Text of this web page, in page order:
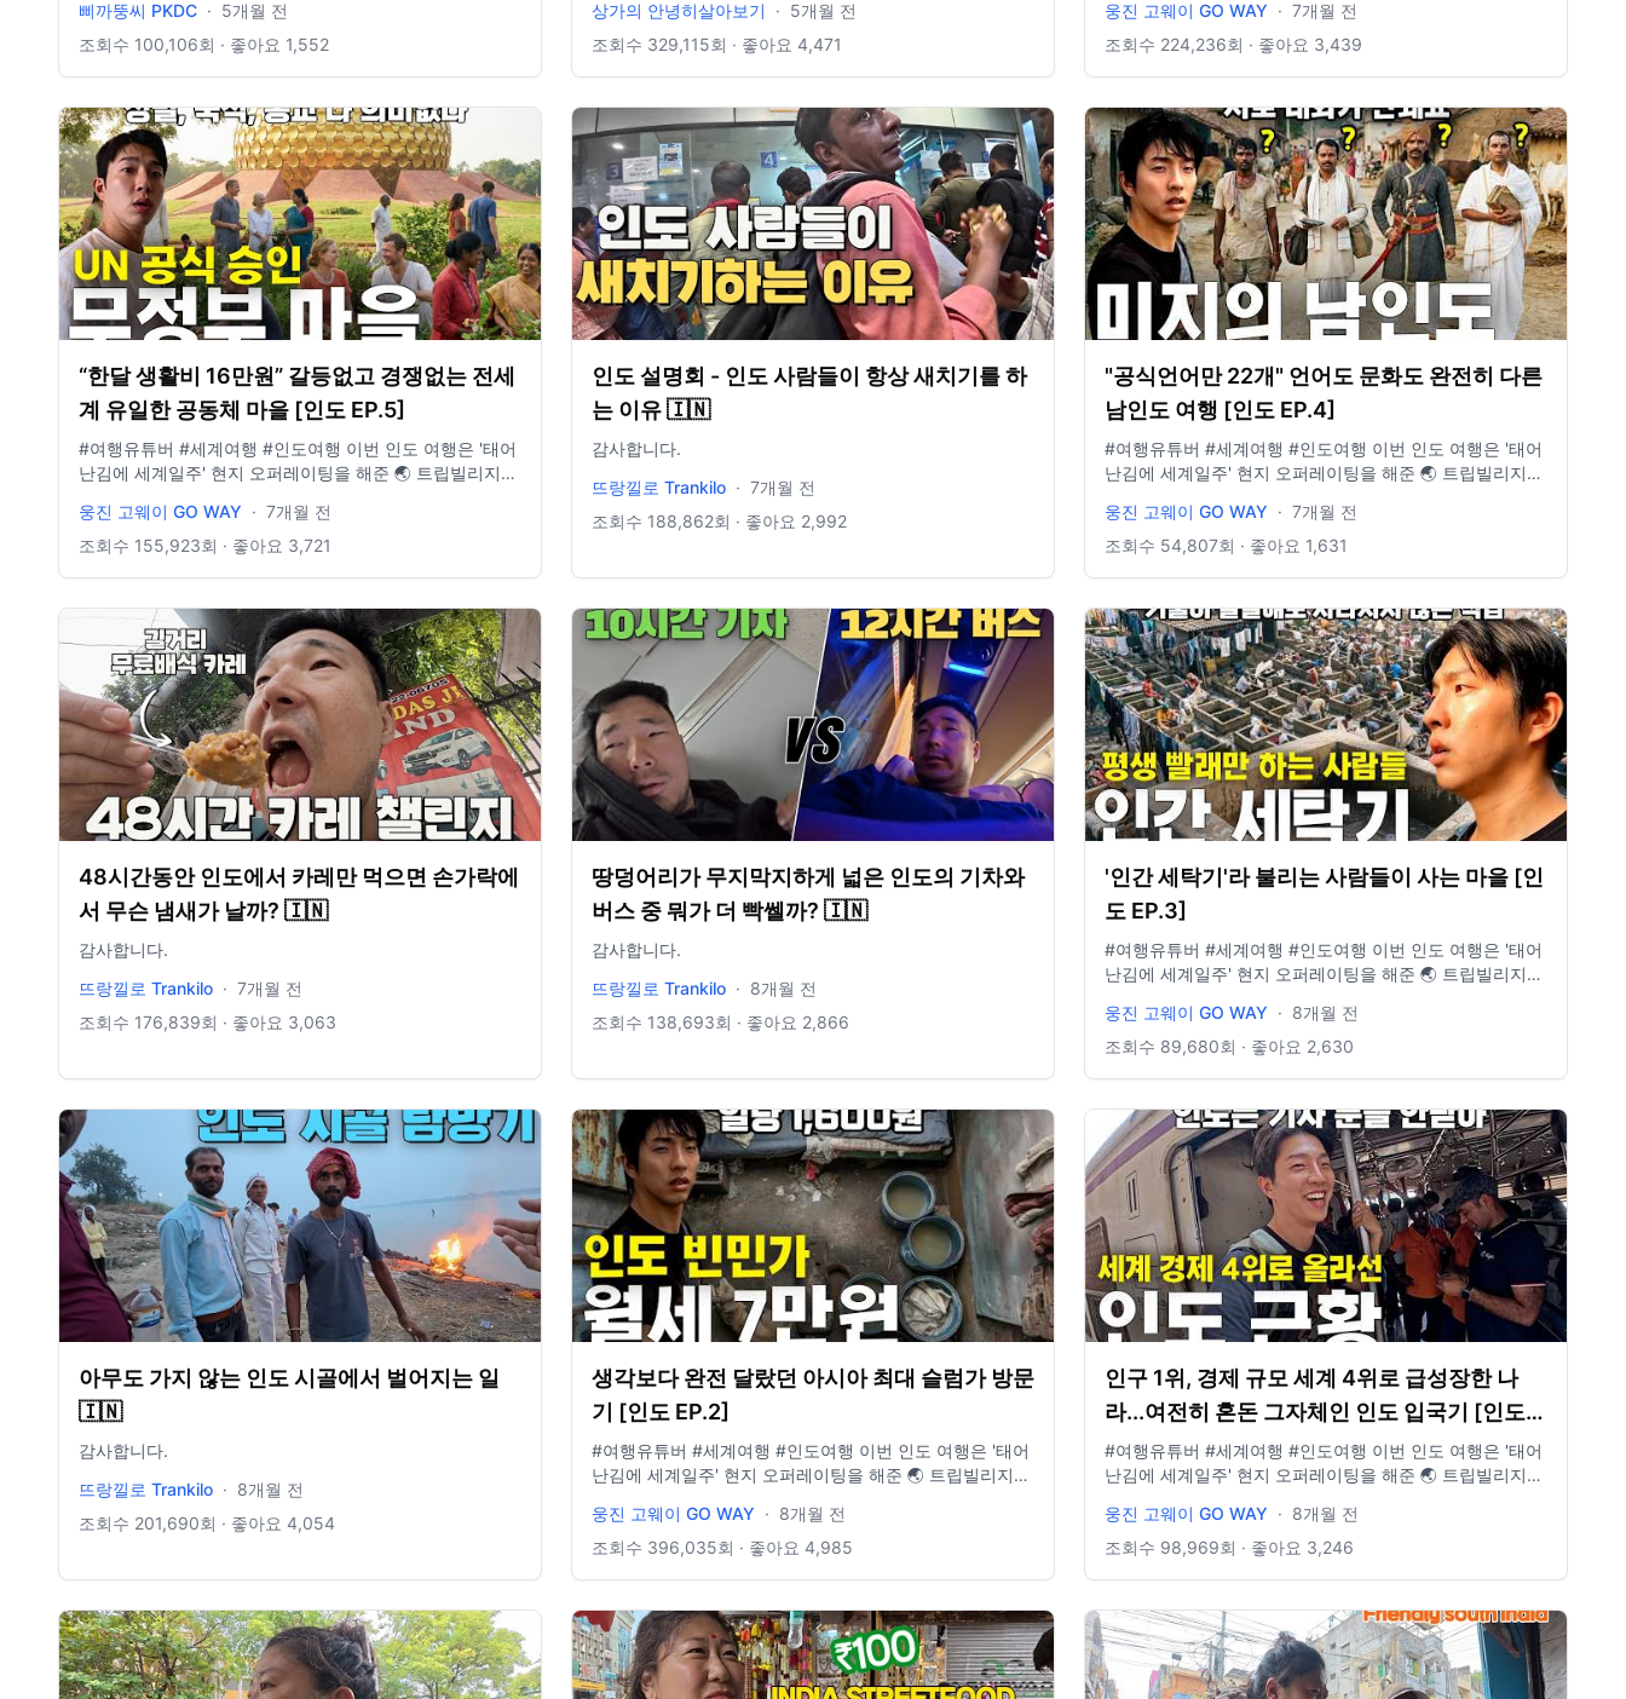
https://www.youtube.com/channel/UCfDRm9EQCBBR3oxXZuqXcHg/join
👶🏼👶🏾 Contact to 삐까뚱씨 ✨ 비즈니스 문의:
https://www.instagram.com/pikaddung.c 노아 인스타
https://www.instagram.com/noahstory_ 브로디 인스타
https://www.instagram.com/brodyworld_ #여행유튜버 #
중국여행 #상하이여행
삐까뚱씨 PKDC · 5개월 전
조회수 100,106회 · 좋아요 1,552
https://blog.naver.com/sanghyuk1ee ➖ 📷 Camera
Fujifilm Xt-4, Osmo action 5, Iphone 12 Pro, Insta 360
상가의 안녕히살아보기 · 5개월 전
조회수 329,115회 · 좋아요 4,471
https://www.tvill.co.kr/ · · · · · · · · · · · · · · · · · · · · · · · · · · ·
· · · · 📍요즘 여행 필수품- E-sim 할인받아 구매하기!
그램 : @gowayeverywhere
웅진 고웨이 GO WAY · 7개월 전
조회수 224,236회 · 좋아요 3,439
“한달 생활비 16만원” 갈등없고 경쟁없는 전세
계 유일한 공동체 마을 [인도 EP.5]
#여행유튜버 #세계여행 #인도여행 이번 인도 여행은 '태어
난김에 세계일주' 현지 오퍼레이팅을 해준 🌏 트립빌리지
https://www.tvill.co.kr/ 한국어 능력자 데베스씨와 함께 하
는 인도여행 출발! · · · · · · · · · · · · · · · · · · · · · · · · · · · · · · ·
· · · · · 📩 비즈니스 문의 : wjgoway@naver.com ⭐️ 인스타
그램 : @gowayeverywhere
웅진 고웨이 GO WAY · 7개월 전
조회수 155,923회 · 좋아요 3,721
인도 설명회 - 인도 사람들이 항상 새치기를 하
는 이유 🇮🇳
감사합니다.
뜨랑낄로 Trankilo · 7개월 전
조회수 188,862회 · 좋아요 2,992
"공식언어만 22개" 언어도 문화도 완전히 다른
남인도 여행 [인도 EP.4]
#여행유튜버 #세계여행 #인도여행 이번 인도 여행은 '태어
난김에 세계일주' 현지 오퍼레이팅을 해준 🌏 트립빌리지
https://www.tvill.co.kr/ · · · · · · · · · · · · · · · · · · · · · · · · · · ·
· · · · 📍요즘 여행 필수품- E-sim 할인받아 구매하기!
그램 : @gowayeverywhere
웅진 고웨이 GO WAY · 7개월 전
조회수 54,807회 · 좋아요 1,631
48시간동안 인도에서 카레만 먹으면 손가락에
서 무슨 냄새가 날까? 🇮🇳
감사합니다.
뜨랑낄로 Trankilo · 7개월 전
조회수 176,839회 · 좋아요 3,063
땅덩어리가 무지막지하게 넓은 인도의 기차와
버스 중 뭐가 더 빡쎌까? 🇮🇳
감사합니다.
뜨랑낄로 Trankilo · 8개월 전
조회수 138,693회 · 좋아요 2,866
'인간 세탁기'라 불리는 사람들이 사는 마을 [인
도 EP.3]
#여행유튜버 #세계여행 #인도여행 이번 인도 여행은 '태어
난김에 세계일주' 현지 오퍼레이팅을 해준 🌏 트립빌리지
https://www.tvill.co.kr/ · · · · · · · · · · · · · · · · · · · · · · · · · · ·
· · · · 📍요즘 여행 필수품- E-sim 할인받아 구매하기!
그램 : @gowayeverywhere
웅진 고웨이 GO WAY · 8개월 전
조회수 89,680회 · 좋아요 2,630
아무도 가지 않는 인도 시골에서 벌어지는 일
🇮🇳
감사합니다.
뜨랑낄로 Trankilo · 8개월 전
조회수 201,690회 · 좋아요 4,054
생각보다 완전 달랐던 아시아 최대 슬럼가 방문
기 [인도 EP.2]
#여행유튜버 #세계여행 #인도여행 이번 인도 여행은 '태어
난김에 세계일주' 현지 오퍼레이팅을 해준 🌏 트립빌리지
https://www.tvill.co.kr/ · · · · · · · · · · · · · · · · · · · · · · · · · · ·
· · · · 📍요즘 여행 필수품- E-sim 할인받아 구매하기!
그램 : @gowayeverywhere
웅진 고웨이 GO WAY · 8개월 전
조회수 396,035회 · 좋아요 4,985
인구 1위, 경제 규모 세계 4위로 급성장한 나
라...여전히 혼돈 그자체인 인도 입국기 [인도
EP.1]
#여행유튜버 #세계여행 #인도여행 이번 인도 여행은 '태어
난김에 세계일주' 현지 오퍼레이팅을 해준 🌏 트립빌리지
https://www.tvill.co.kr/ 한국어 능력자 데베스씨와 함께 하
는 인도여행 출발! · · · · · · · · · · · · · · · · · · · · · · · · · · · · · · ·
· · · · · 📩 비즈니스 문의 : wjgoway@naver.com ⭐️ 인스타
그램 : @gowayeverywhere
웅진 고웨이 GO WAY · 8개월 전
조회수 98,969회 · 좋아요 3,246